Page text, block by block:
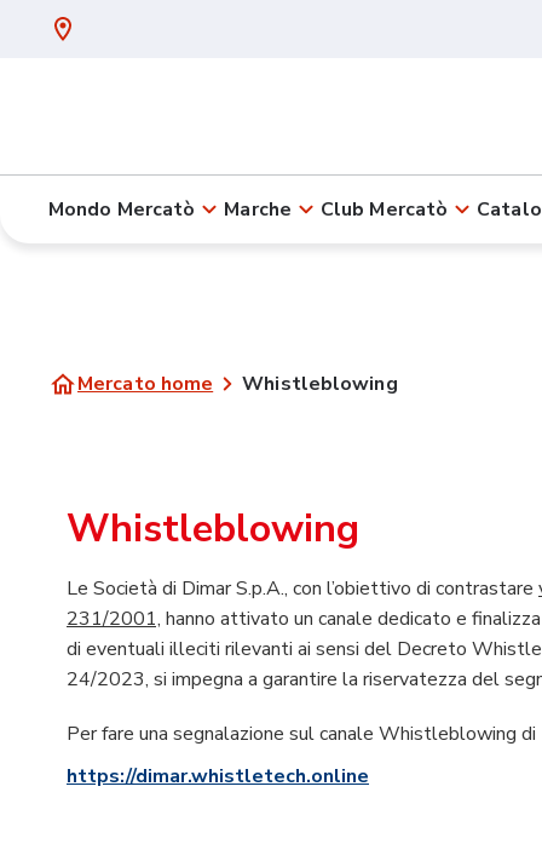
Mondo Mercatò Marche Club Mercatò
Mercato home Whistleblowing
Whistleblowing
Le Società di Dimar S.p.A., con l’obiettivo di contrastare
231/2001, hanno attivato un canale dedicato e
di eventuali illeciti rilevanti ai sensi del Decreto
24/2023, si impegna a garantire la riservatezza del
Per fare una segnalazione sul canale Whistleblowing
https://dimar.whistletech.online